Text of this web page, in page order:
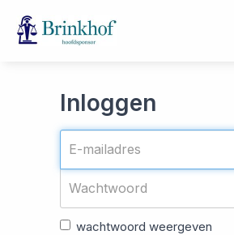
Inloggen
wachtwoord weergeven